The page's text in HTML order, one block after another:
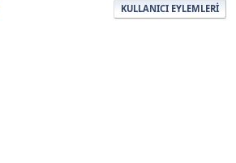
KULLANICI EYLEMLERI